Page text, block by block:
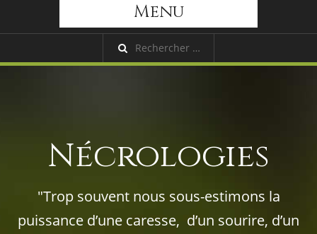
Menu
Nécrologies
"Trop souvent nous sous-estimons la
puissance d’une caresse, d’un sourire, d’un